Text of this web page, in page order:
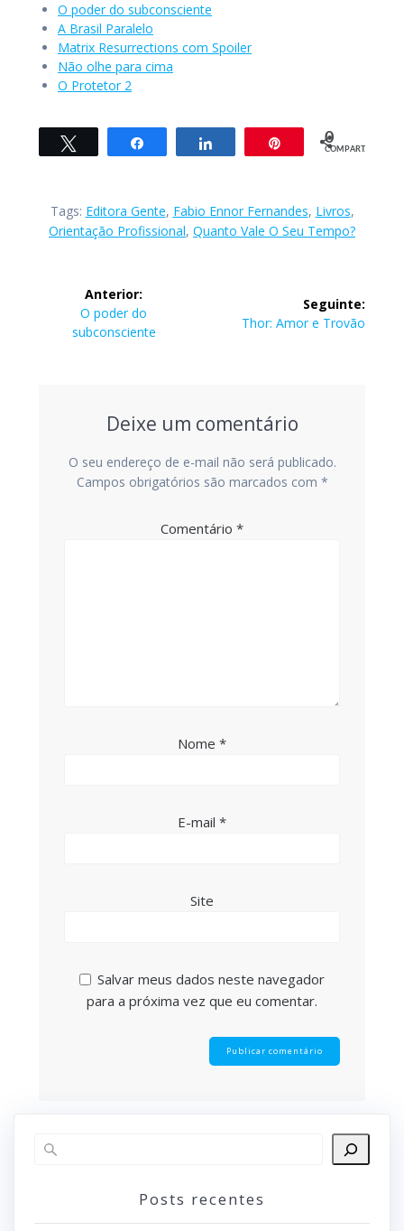
O poder do subconsciente
A Brasil Paralelo
Matrix Resurrections com Spoiler
Não olhe para cima
O Protetor 2
Compartilhar Compartilhar 0
COMPART.
Tags: Editora Gente, Fabio Ennor Fernandes, Livros,
Orientação Profissional, Quanto Vale O Seu Tempo?
Navegação
Anterior:
Post
anterior:
O poder do
subconsciente
Seguinte:
Post
Thor: Amor e Trovão
Deixe um comentário
O seu endereço de e-mail não será publicado.
Campos obrigatórios são marcados com *
Comentário *
Nome *
E-mail *
Site
Salvar meus dados neste navegador
para a próxima vez que eu comentar.
Posts recentes